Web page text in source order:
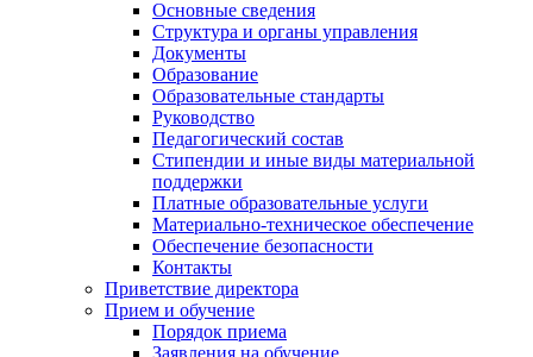
Основные сведения
Структура и органы управления
Документы
Образование
Образовательные стандарты
Руководство
Педагогический состав
Стипендии и иные виды материальной
поддержки
Платные образовательные услуги
Материально-техническое обеспечение
Обеспечение безопасности
Контакты
Приветствие директора
Прием и обучение
Порядок приема
Заявления на обучение